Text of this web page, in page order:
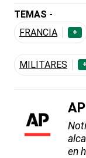
TEMAS -
FRANCIA
+
MILITARES +
AP
en